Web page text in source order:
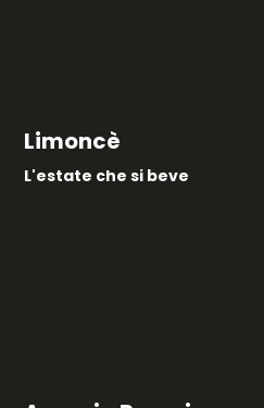
Limoncè
L'estate che si beve